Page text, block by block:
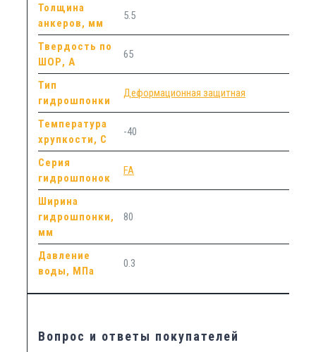
Толщина
анкеров, мм
5.5
Твердость по
ШОР, А
65
Тип
гидрошпонки
Деформационная защитная
Температура
хрупкости, С
-40
Серия
гидрошпонок
FA
Ширина
гидрошпонки,
мм
80
Давление
воды, МПа
0.3
Вопрос и ответы покупателей